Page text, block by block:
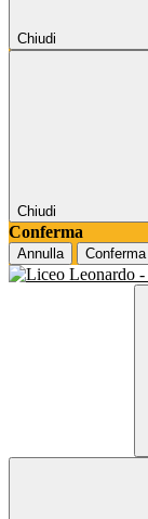
Chiudi
Chiudi
Conferma
Annulla Conferma